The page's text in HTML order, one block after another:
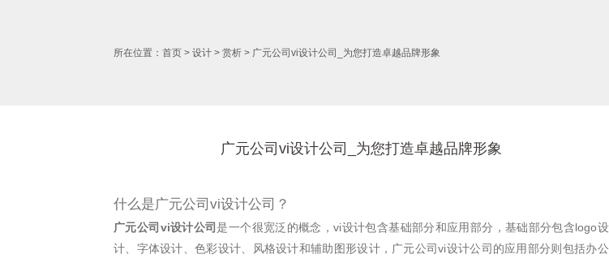
所在位置： 首页 > 设计 > 赏析 > 广元公司vi设计公司_为您打造卓越品牌形象
广元公司vi设计公司_为您打造卓越品牌形象
什么是广元公司vi设计公司？
广元公司vi设计公司 是一个很宽泛的概念，vi设计包含基础部分和应用部分，基础部分包含logo设
计、字体设计、色彩设计、风格设计和辅助图形设计，广元公司vi设计公司的应用部分则包括办公